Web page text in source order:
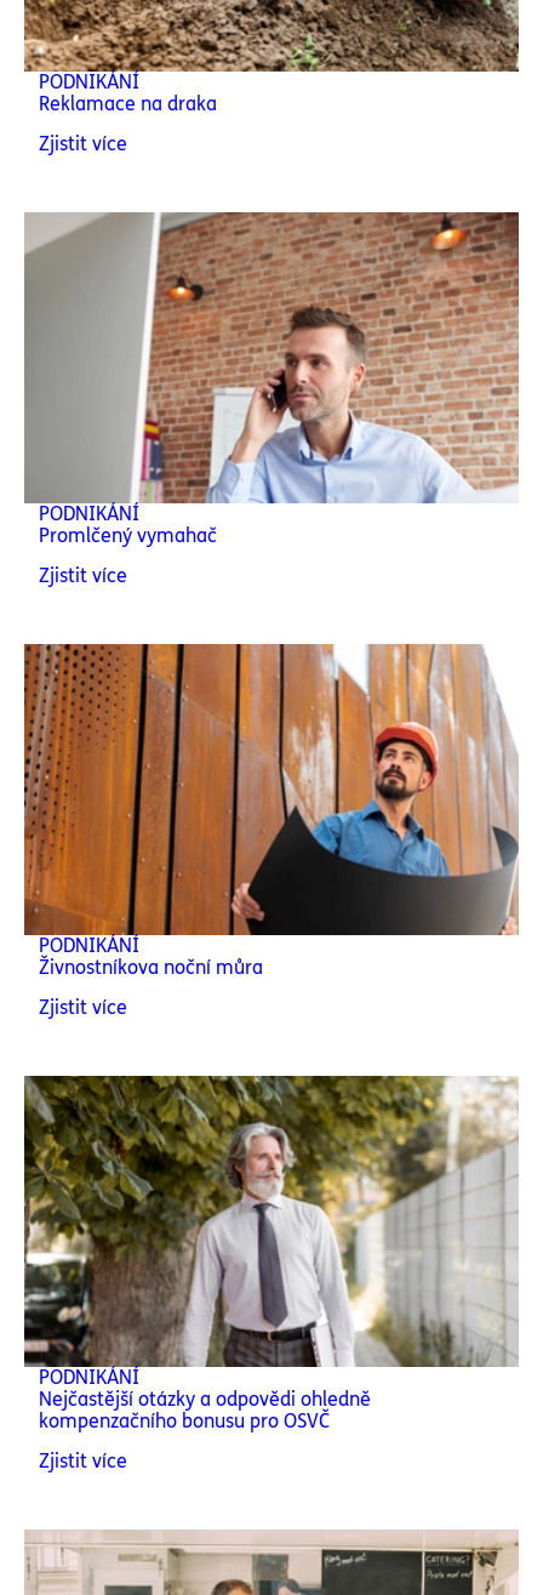
PODNIKÁNÍ
Reklamace na draka
Zjistit více
PODNIKÁNÍ
Promlčený vymahač
Zjistit více
PODNIKÁNÍ
Živnostníkova noční můra
Zjistit více
PODNIKÁNÍ
Nejčastější otázky a odpovědi ohledně
kompenzačního bonusu pro OSVČ
Zjistit více